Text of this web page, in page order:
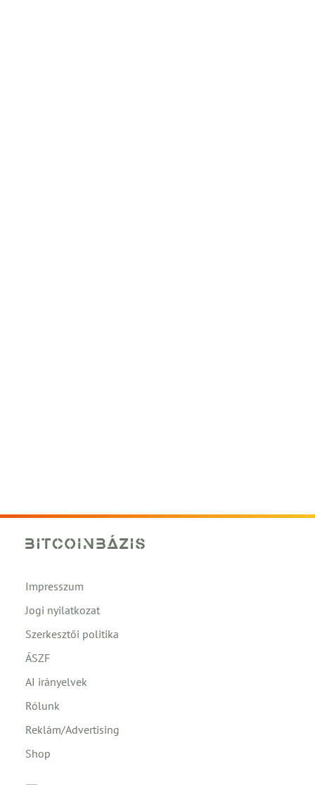
Impresszum
Jogi nyilatkozat
Szerkesztői politika
ÁSZF
AI irányelvek
Rólunk
Reklám/Advertising
Shop